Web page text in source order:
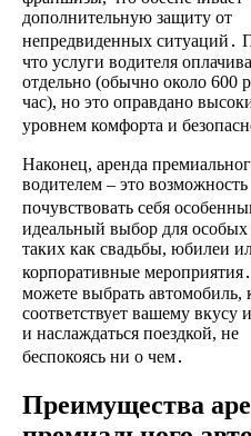
дополнительную защиту от
непредвиденных ситуаций․
что услуги водителя
отдельно (обычно около 600
час), но это оправдано
уровнем комфорта и
Наконец, аренда
водителем – это возможность
почувствовать себя
идеальный выбор для особых
таких как свадьбы, юбилеи
корпоративные
можете выбрать автомобиль,
соответствует вашему вкусу и
и наслаждаться поездкой, не
беспокоясь ни о чем․
Преимущества